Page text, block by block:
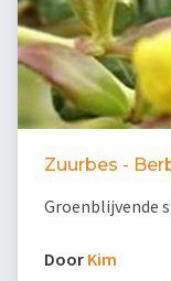
Zuurbes -
Groenblijvende
Door Kim